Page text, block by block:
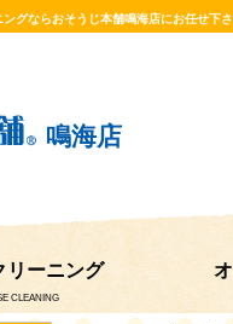
グならおそうじ本舗鳴海店にお任せ下さ
鳴海店
リーニング
CLEANING